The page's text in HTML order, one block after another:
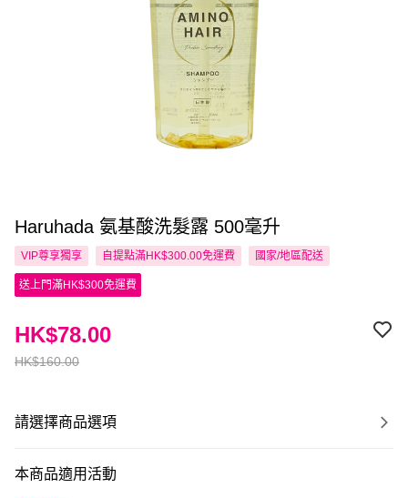
Haruhada 氨基酸洗髮露 500毫升
VIP尊享獨享 自提點滿HK$300.00免運費 國家/地區配送
送上門滿HK$300免運費
HK$160.00
HK$78.00
請選擇商品選項
本商品適用活動